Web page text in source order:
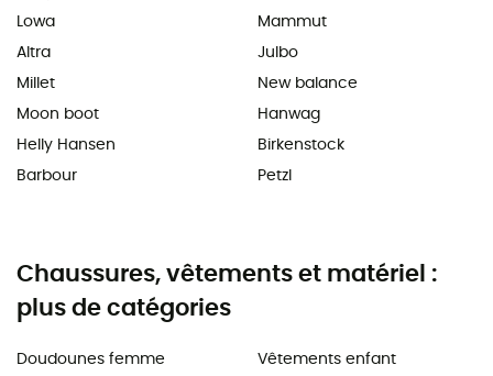
Lowa
Altra
Millet
Moon boot
Helly Hansen
Barbour
Mammut
Julbo
New balance
Hanwag
Birkenstock
Petzl
Chaussures, vêtements et matériel :
plus de catégories
Doudounes femme
Vêtements enfant